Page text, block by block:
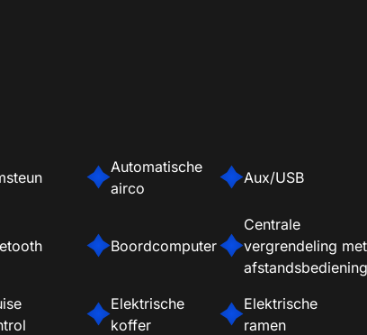
Automatische
airco
Aux/USB
Boordcomputer
Centrale
vergrendeling met
afstandsbediening
Elektrische
koffer
Elektrische
ramen